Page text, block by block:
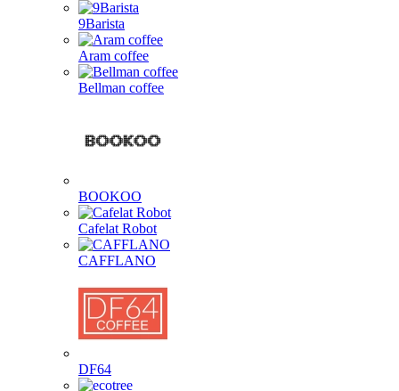
9Barista
Aram coffee
Bellman coffee
BOOKOO
Cafelat Robot
CAFFLANO
DF64